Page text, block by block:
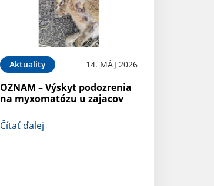
Aktuality 14. MÁJ 2026
OZNAM – Výskyt podozrenia
na myxomatózu u zajacov
Čítať ďalej